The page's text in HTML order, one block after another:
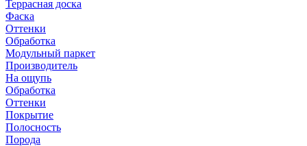
Террасная доска
Фаска
Оттенки
Обработка
Модульный паркет
Производитель
На ощупь
Обработка
Оттенки
Покрытие
Полосность
Порода